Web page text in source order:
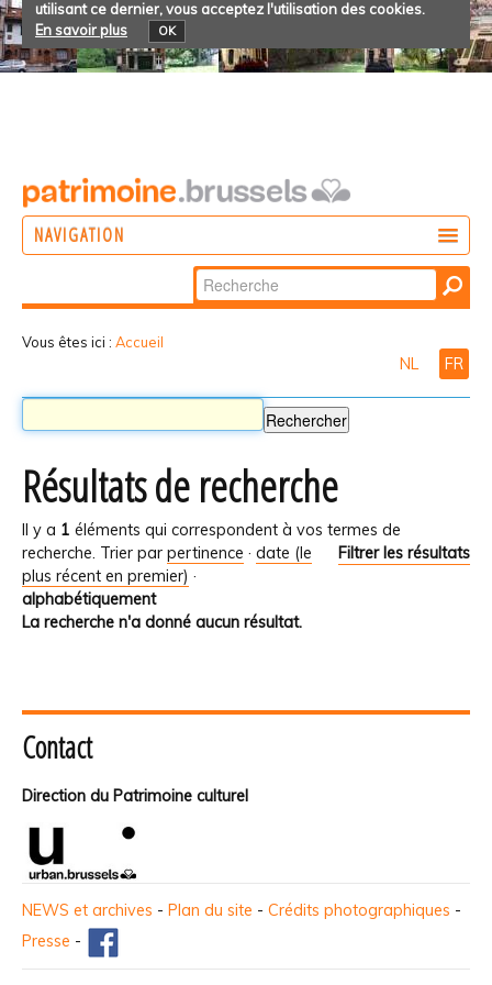
utilisant ce dernier, vous acceptez l'utilisation des cookies.
En savoir plus
OK
NAVIGATION
Chercher par
Recherche
Vous êtes ici : Accueil
NL FR
Résultats de recherche
Il y a 1 éléments qui correspondent à vos termes de
recherche.
Filtrer les résultats
Trier par pertinence · date (le
plus récent en premier) ·
alphabétiquement
La recherche n'a donné aucun résultat.
Contact
Direction du Patrimoine culturel
NEWS et archives - Plan du site - Crédits photographiques -
Presse -